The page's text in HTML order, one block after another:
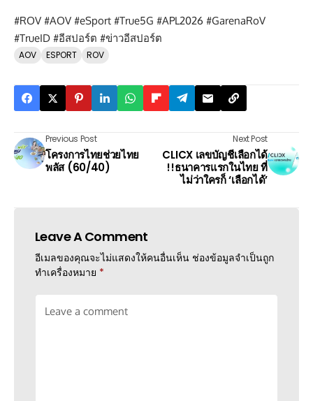
#ROV #AOV #eSport #True5G #APL2026 #GarenaRoV
#TrueID #อีสปอร์ต #ข่าวอีสปอร์ต
AOV ESPORT ROV
Previous Post
โครงการไทยช่วยไทย
พลัส (60/40)
Next Post
CLICX เลขบัญชีเลือกได้
!!ธนาคารแรกในไทย ที่
ไม่ว่าใครก็ ‘เลือกได้’
Leave A Comment
อีเมลของคุณจะไม่แสดงให้คนอื่นเห็น ช่องข้อมูลจำเป็นถูก
ทำเครื่องหมาย *